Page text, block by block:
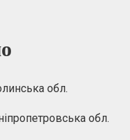
обл.
обл.